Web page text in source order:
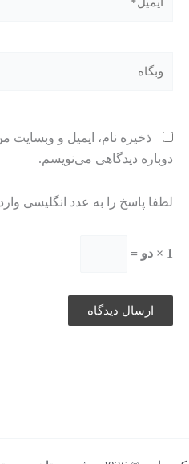
ذخیره نام، ایمیل و وبسایت
دوباره دیدگاهی می‌نویسم.
لطفا پاسخ را به عدد انگلیسی
1 × دو =